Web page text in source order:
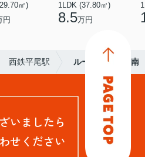
㎡)
円
1LDK (37.80㎡)
8.5万円
西鉄平尾駅 ルーセント平尾南
いましたら
せください